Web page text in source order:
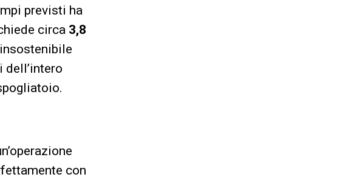
previsti ha
circa 3,8
dell’intero
con